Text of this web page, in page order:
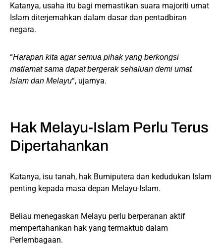
Katanya, usaha itu bagi memastikan suara majoriti umat
Islam diterjemahkan dalam dasar dan pentadbiran
negara.
“Harapan kita agar semua pihak yang berkongsi
matlamat sama dapat bergerak sehaluan demi umat
Islam dan Melayu“, ujarnya.
Hak Melayu-Islam Perlu Terus
Dipertahankan
Katanya, isu tanah, hak Bumiputera dan kedudukan Islam
penting kepada masa depan Melayu-Islam.
Beliau menegaskan Melayu perlu berperanan aktif
mempertahankan hak yang termaktub dalam
Perlembagaan.